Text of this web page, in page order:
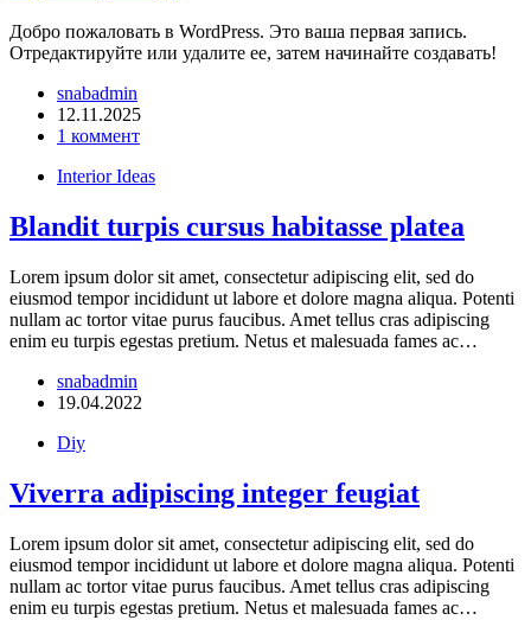
Добро пожаловать в WordPress. Это ваша первая запись.
Отредактируйте или удалите ее, затем начинайте создавать!
snabadmin
12.11.2025
1 коммент
Interior Ideas
Blandit turpis cursus habitasse platea
Lorem ipsum dolor sit amet, consectetur adipiscing elit, sed do
eiusmod tempor incididunt ut labore et dolore magna aliqua. Potenti
nullam ac tortor vitae purus faucibus. Amet tellus cras adipiscing
enim eu turpis egestas pretium. Netus et malesuada fames ac…
snabadmin
19.04.2022
Diy
Viverra adipiscing integer feugiat
Lorem ipsum dolor sit amet, consectetur adipiscing elit, sed do
eiusmod tempor incididunt ut labore et dolore magna aliqua. Potenti
nullam ac tortor vitae purus faucibus. Amet tellus cras adipiscing
enim eu turpis egestas pretium. Netus et malesuada fames ac…